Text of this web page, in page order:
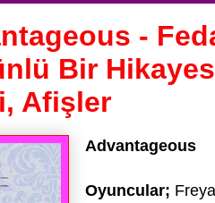
-
Bir
Afişler
Advantageous
Oyuncular;